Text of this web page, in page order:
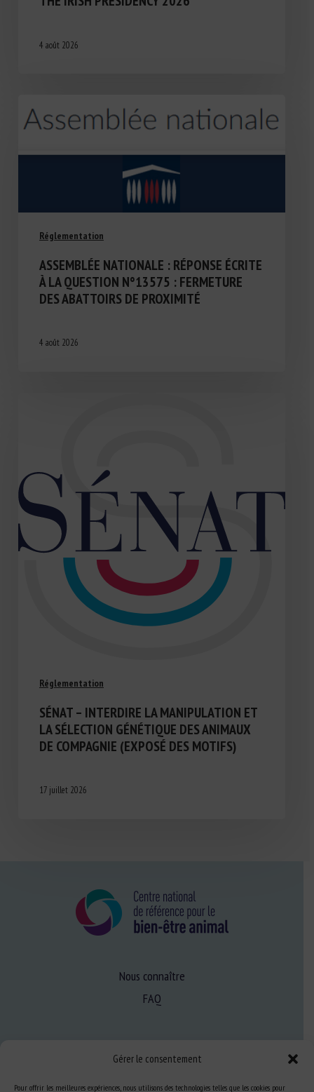
Gérer le consentement
Pour offrir les meilleures expériences, nous utilisons des technologies telles que les cookies pour
4 août 2026
Réglementation
ASSEMBLÉE NATIONALE : RÉPONSE ÉCRITE
À LA QUESTION N°13575 : FERMETURE
DES ABATTOIRS DE PROXIMITÉ
4 août 2026
Réglementation
SÉNAT – INTERDIRE LA MANIPULATION ET
LA SÉLECTION GÉNÉTIQUE DES ANIMAUX
DE COMPAGNIE (EXPOSÉ DES MOTIFS)
17 juillet 2026
Nous connaître
FAQ